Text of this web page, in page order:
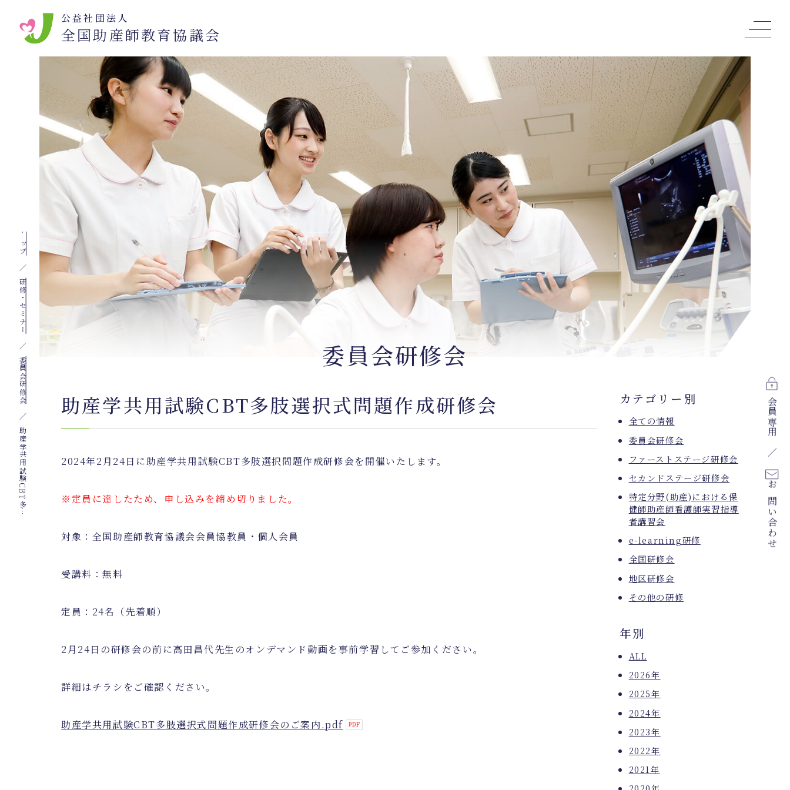
公益社団法人
全国助産師教育協議会
会員専用
お問い合わせ
委員会研修会
トップ
研修・セミナー
委員会研修会
助
産
学
共
用
試
験
C
B
T
多
肢
選
択
式
問
題
作
成
研
修
会
助産学共用試験CBT多肢選択式問題作成研修会
2024年2月24日に助産学共用試験CBT多肢選択問題作成研修会を開催いたします。
※定員に達したため、申し込みを締め切りました。
対象：全国助産師教育協議会会員協教員・個人会員
受講料：無料
定員：24名（先着順）
2月24日の研修会の前に高田昌代先生のオンデマンド動画を事前学習してご参加ください。
詳細はチラシをご確認ください。
助産学共用試験CBT多肢選択式問題作成研修会のご案内.pdf
カテゴリー別
全ての情報
委員会研修会
ファーストステージ研修会
セカンドステージ研修会
特定分野(助産)における保
健師助産師看護師実習指導
者講習会
e-learning研修
全国研修会
地区研修会
その他の研修
年別
ALL
2026年
2025年
2024年
2023年
2022年
2021年